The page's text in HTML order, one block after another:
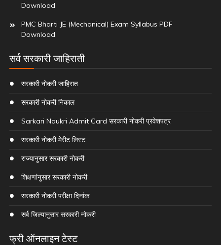
Download
PMC Bharti JE (Mechanical) Exam Syllabus PDF
Download
सर्व सरकारी जाहिराती
सरकारी नोकरी जाहिरात
सरकारी नोकरी निकाल
Sarkari Naukri Admit Card सरकारी नोकरी प्रवेशपत्र
सरकारी नोकरी मेरीट लिस्ट
राज्यानुसार सरकारी नोकरी
शिक्षणांनुसार सरकारी नोकरी
सरकारी नोकरी परीक्षा दिनांक
सर्व जिल्यानुसार सरकारी नोकरी
फ्री ऑनलाइन टेस्ट